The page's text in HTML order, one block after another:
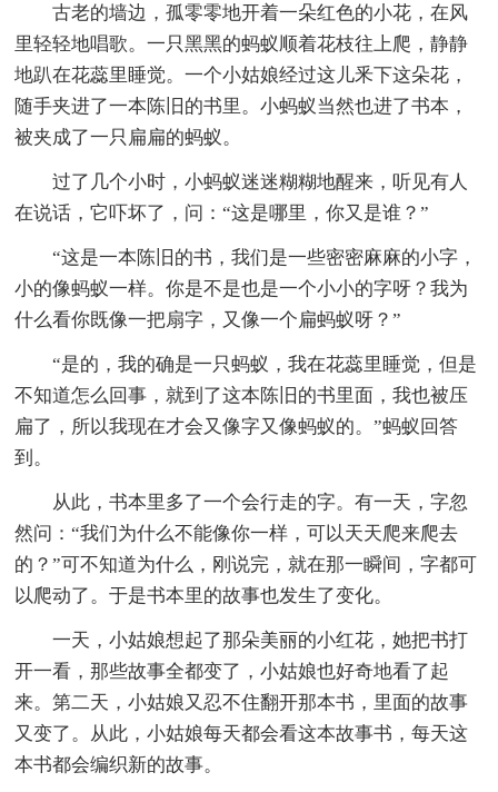
古老的墙边，孤零零地开着一朵红色的小花，在风
里轻轻地唱歌。一只黑黑的蚂蚁顺着花枝往上爬，静静
地趴在花蕊里睡觉。一个小姑娘经过这儿釆下这朵花，
随手夹进了一本陈旧的书里。小蚂蚁当然也进了书本，
被夹成了一只扁扁的蚂蚁。
过了几个小时，小蚂蚁迷迷糊糊地醒来，听见有人
在说话，它吓坏了，问：“这是哪里，你又是谁？”
“这是一本陈旧的书，我们是一些密密麻麻的小字，
小的像蚂蚁一样。你是不是也是一个小小的字呀？我为
什么看你既像一把扇字，又像一个扁蚂蚁呀？”
“是的，我的确是一只蚂蚁，我在花蕊里睡觉，但是
不知道怎么回事，就到了这本陈旧的书里面，我也被压
扁了，所以我现在才会又像字又像蚂蚁的。”蚂蚁回答
到。
从此，书本里多了一个会行走的字。有一天，字忽
然问：“我们为什么不能像你一样，可以天天爬来爬去
的？”可不知道为什么，刚说完，就在那一瞬间，字都可
以爬动了。于是书本里的故事也发生了变化。
一天，小姑娘想起了那朵美丽的小红花，她把书打
开一看，那些故事全都变了，小姑娘也好奇地看了起
来。第二天，小姑娘又忍不住翻开那本书，里面的故事
又变了。从此，小姑娘每天都会看这本故事书，每天这
本书都会编织新的故事。